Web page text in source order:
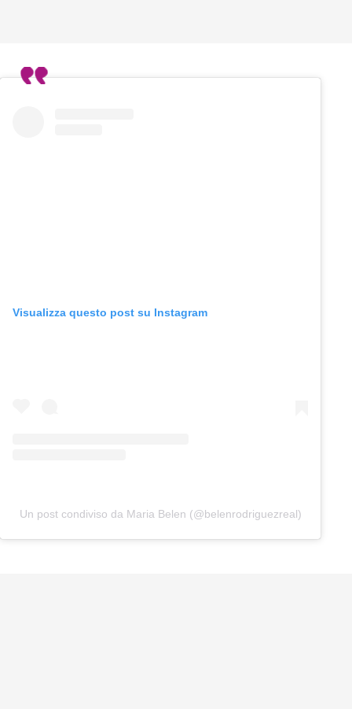
Visualizza questo post su Instagram
Un post condiviso da Maria Belen (@belenrodriguezreal)